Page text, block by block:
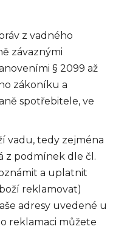
z vadného
závaznými
§ 2099 až
zákoníku a
spotřebitele, ve
vadu, tedy zejména
z podmínek dle čl.
a uplatnit
reklamovat)
adresy uvedené u
reklamaci můžete